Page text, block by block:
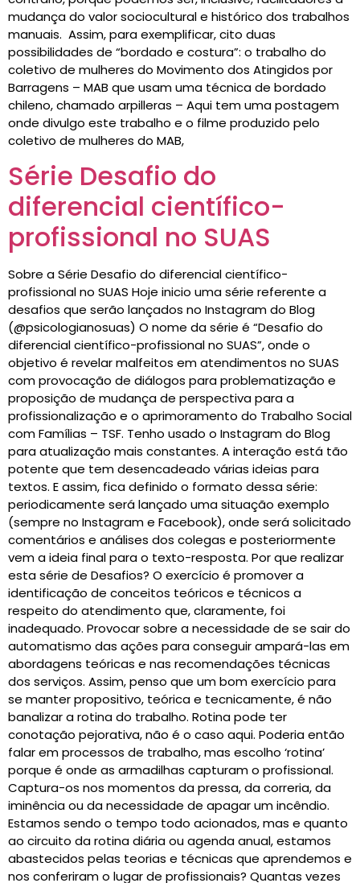
mudança do valor sociocultural e histórico dos trabalhos
manuais. Assim, para exemplificar, cito duas
possibilidades de “bordado e costura”: o trabalho do
coletivo de mulheres do Movimento dos Atingidos por
Barragens – MAB que usam uma técnica de bordado
chileno, chamado arpilleras – Aqui tem uma postagem
onde divulgo este trabalho e o filme produzido pelo
coletivo de mulheres do MAB,
Série Desafio do
diferencial científico-
profissional no SUAS
Sobre a Série Desafio do diferencial científico-
profissional no SUAS Hoje inicio uma série referente a
desafios que serão lançados no Instagram do Blog
(@psicologianosuas) O nome da série é “Desafio do
diferencial científico-profissional no SUAS”, onde o
objetivo é revelar malfeitos em atendimentos no SUAS
com provocação de diálogos para problematização e
proposição de mudança de perspectiva para a
profissionalização e o aprimoramento do Trabalho Social
com Famílias – TSF. Tenho usado o Instagram do Blog
para atualização mais constantes. A interação está tão
potente que tem desencadeado várias ideias para
textos. E assim, fica definido o formato dessa série:
periodicamente será lançado uma situação exemplo
(sempre no Instagram e Facebook), onde será solicitado
comentários e análises dos colegas e posteriormente
vem a ideia final para o texto-resposta. Por que realizar
esta série de Desafios? O exercício é promover a
identificação de conceitos teóricos e técnicos a
respeito do atendimento que, claramente, foi
inadequado. Provocar sobre a necessidade de se sair do
automatismo das ações para conseguir ampará-las em
abordagens teóricas e nas recomendações técnicas
dos serviços. Assim, penso que um bom exercício para
se manter propositivo, teórica e tecnicamente, é não
banalizar a rotina do trabalho. Rotina pode ter
conotação pejorativa, não é o caso aqui. Poderia então
falar em processos de trabalho, mas escolho ‘rotina’
porque é onde as armadilhas capturam o profissional.
Captura-os nos momentos da pressa, da correria, da
iminência ou da necessidade de apagar um incêndio.
Estamos sendo o tempo todo acionados, mas e quanto
ao circuito da rotina diária ou agenda anual, estamos
abastecidos pelas teorias e técnicas que aprendemos e
nos conferiram o lugar de profissionais? Quantas vezes